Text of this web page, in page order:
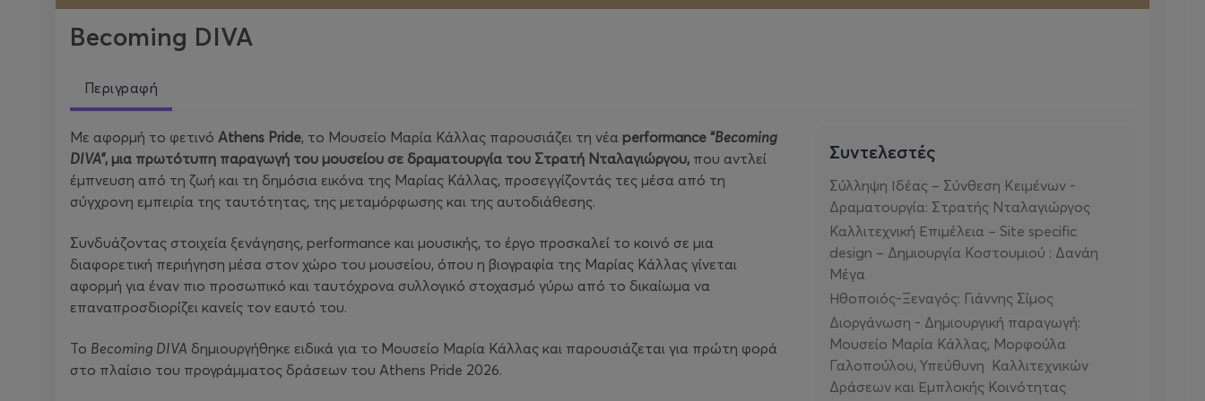
Becoming DIVA
Περιγραφή
Με αφορμή το φετινό Athens Pride, το Μουσείο Μαρία Κάλλας παρουσιάζει τη νέα performance “Becoming
DIVA”, μια πρωτότυπη παραγωγή του μουσείου σε δραματουργία του Στρατή Νταλαγιώργου, που αντλεί
έμπνευση από τη ζωή και τη δημόσια εικόνα της Μαρίας Κάλλας, προσεγγίζοντάς τες μέσα από τη
σύγχρονη εμπειρία της ταυτότητας, της μεταμόρφωσης και της αυτοδιάθεσης.
Συνδυάζοντας στοιχεία ξενάγησης, performance και μουσικής, το έργο προσκαλεί το κοινό σε μια
διαφορετική περιήγηση μέσα στον χώρο του μουσείου, όπου η βιογραφία της Μαρίας Κάλλας γίνεται
αφορμή για έναν πιο προσωπικό και ταυτόχρονα συλλογικό στοχασμό γύρω από το δικαίωμα να
επαναπροσδιορίζει κανείς τον εαυτό του.
Το Becoming DIVA δημιουργήθηκε ειδικά για το Μουσείο Μαρία Κάλλας και παρουσιάζεται για πρώτη φορά
στο πλαίσιο του προγράμματος δράσεων του Athens Pride 2026.
Συντελεστές
Σύλληψη Ιδέας – Σύνθεση Κειμένων -
Δραματουργία: Στρατής Νταλαγιώργος
Καλλιτεχνική Επιμέλεια – Site specific
design – Δημιουργία Κοστουμιού : Δανάη
Μέγα
Ηθοποιός-Ξεναγός: Γιάννης Σίμος
Διοργάνωση - Δημιουργική παραγωγή:
Μουσείο Μαρία Κάλλας, Μορφούλα
Γαλοπούλου, Υπεύθυνη Καλλιτεχνικών
Δράσεων και Εμπλοκής Κοινότητας